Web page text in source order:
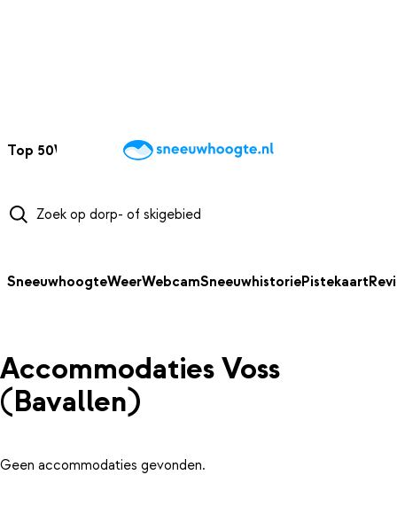
Top 50Webcams WintersportweerKaarten
SneeuwhoogteWeerWebcamSneeuwhistoriePistekaart
Accommodaties Voss
(Bavallen)
Geen accommodaties gevonden.